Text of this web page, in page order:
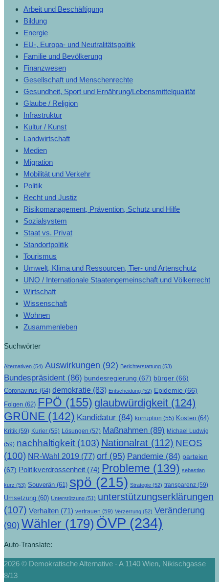
Arbeit und Beschäftigung
Bildung
Energie
EU-, Europa- und Neutralitätspolitik
Familie und Bevölkerung
Finanzwesen
Gesellschaft und Menschenrechte
Gesundheit, Sport und Ernährung/Lebensmittelqualität
Glaube / Religion
Infrastruktur
Kultur / Kunst
Landwirtschaft
Medien
Migration
Mobilität und Verkehr
Politik
Recht und Justiz
Risikomanagement, Prävention, Schutz und Hilfe
Sozialsystem
Staat vs. Privat
Standortpolitik
Tourismus
Umwelt, Klima und Ressourcen, Tier- und Artenschutz
UNO / Internationale Staatengemeinschaft und Völkerrecht
Wirtschaft
Wissenschaft
Wohnen
Zusammenleben
Suchwörter
Alternativen (54) Auswirkungen (92) Berichterstattung (53)
Bundespräsident (86) bundesregierung (67) bürger (66)
Coronavirus (64) demokratie (83) Entscheidung (52) Epidemie (66)
Folgen (62) FPÖ (155) glaubwürdigkeit (124)
GRÜNE (142) Kandidatur (84) korruption (55) Kosten (64)
Kritik (59) Kurier (55) Lösungen (57) Maßnahmen (89) Michael Ludwig
(59) nachhaltigkeit (103) Nationalrat (112) NEOS
(100) NR-Wahl 2019 (77) orf (95) Pandemie (84) parteien
(67) Politikverdrossenheit (74) Probleme (139) sebastian
kurz (53) Souverän (61) spö (215) Strategie (52) transparenz (59)
Umsetzung (60) Unterstützung (51) unterstützungserklärungen
(107) Verhalten (71) vertrauen (59) Verzerrung (52) Veränderung
(90) Wähler (179) ÖVP (234)
Auto-Translate:
2026 © Demokratische Alternative - A 1140 Wien, Nikischgasse
8/13